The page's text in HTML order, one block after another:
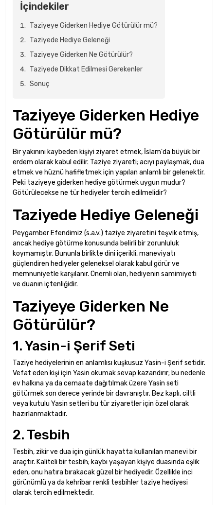
İçindekiler
Taziyeye Giderken Hediye Götürülür mü?
Taziyede Hediye Geleneği
Taziyeye Giderken Ne Götürülür?
Taziyede Dikkat Edilmesi Gerekenler
Sonuç
Taziyeye Giderken Hediye
Götürülür mü?
Bir yakınını kaybeden kişiyi ziyaret etmek, İslam'da büyük bir
erdem olarak kabul edilir. Taziye ziyareti; acıyı paylaşmak, dua
etmek ve hüznü hafifletmek için yapılan anlamlı bir gelenektir.
Peki taziyeye giderken hediye götürmek uygun mudur?
Götürülecekse ne tür hediyeler tercih edilmelidir?
Taziyede Hediye Geleneği
Peygamber Efendimiz (s.a.v.) taziye ziyaretini teşvik etmiş,
ancak hediye götürme konusunda belirli bir zorunluluk
koymamıştır. Bununla birlikte dini içerikli, maneviyatı
güçlendiren hediyeler geleneksel olarak kabul görür ve
memnuniyetle karşılanır. Önemli olan, hediyenin samimiyeti
ve duanın içtenliğidir.
Taziyeye Giderken Ne
Götürülür?
1. Yasin-i Şerif Seti
Taziye hediyelerinin en anlamlısı kuşkusuz Yasin-i Şerif setidir.
Vefat eden kişi için Yasin okumak sevap kazandırır; bu nedenle
ev halkına ya da cemaate dağıtılmak üzere Yasin seti
götürmek son derece yerinde bir davranıştır. Bez kaplı, ciltli
veya kutulu Yasin setleri bu tür ziyaretler için özel olarak
hazırlanmaktadır.
2. Tesbih
Tesbih, zikir ve dua için günlük hayatta kullanılan manevi bir
araçtır. Kaliteli bir tesbih; kaybı yaşayan kişiye duasında eşlik
eden, onu hatıra bırakacak güzel bir hediyedir. Özellikle inci
görünümlü ya da kehribar renkli tesbihler taziye hediyesi
olarak tercih edilmektedir.